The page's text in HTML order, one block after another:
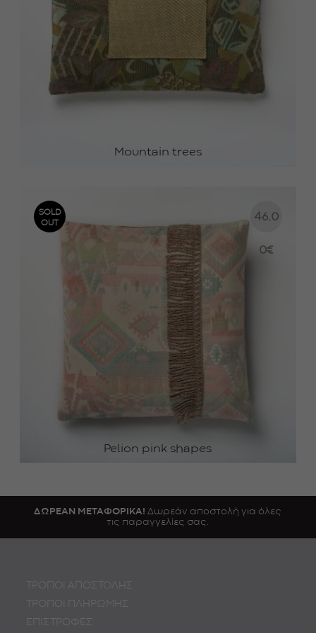
Mountain trees
SOLD
OUT
Pelion pink shapes
46.0
0€
ΔΩΡΕΑΝ ΜΕΤΑΦΟΡΙΚΑ! Δωρεάν αποστολή για όλες
τις παραγγελίες σας.
ΤΡΟΠΟΙ ΑΠΟΣΤΟΛΗΣ
ΤΡΟΠΟΙ ΠΛΗΡΩΜΗΣ
ΕΠΙΣΤΡΟΦΕΣ